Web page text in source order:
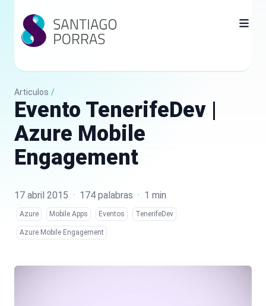
Articulos /
Evento TenerifeDev |
Azure Mobile
Engagement
17 abril 2015 · 174 palabras · 1 min
Azure Mobile Apps Eventos TenerifeDev
Azure Mobile Engagement